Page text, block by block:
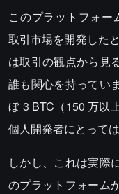
このプラットフォー
取引市場を開発した
は取引の観点から見
誰も関心を持ってい
ぼ 3 BTC（150 万以
個人開発者にとって
しかし、これは実際
のプラットフォーム